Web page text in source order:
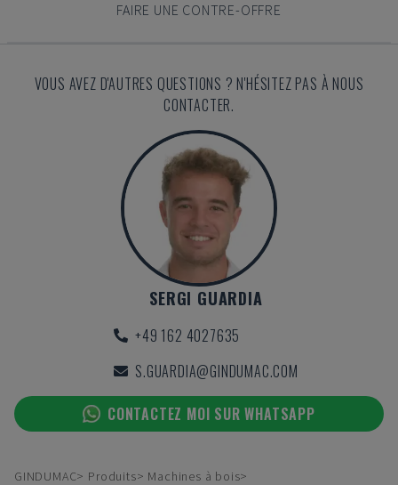
FAIRE UNE CONTRE-OFFRE
VOUS AVEZ D'AUTRES QUESTIONS ? N'HÉSITEZ PAS À NOUS
CONTACTER.
SERGI GUARDIA
+49 162 4027635
S.GUARDIA@GINDUMAC.COM
CONTACTEZ MOI SUR WHATSAPP
GINDUMAC Produits
Machines à bois